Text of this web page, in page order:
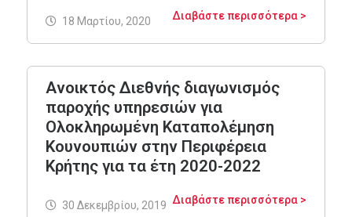
Διαβάστε περισσότερα >
18 Μαρτίου, 2020
Ανοικτός Διεθνής διαγωνισμός
παροχής υπηρεσιών για
Ολοκληρωμένη Καταπολέμηση
Κουνουπιών στην Περιφέρεια
Κρήτης για τα έτη 2020-2022
Διαβάστε περισσότερα >
30 Δεκεμβρίου, 2019